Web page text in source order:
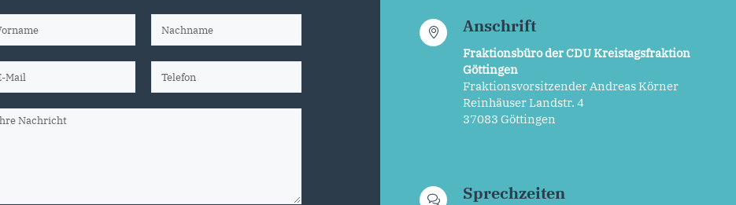
Anschrift
Fraktionsbüro der CDU Kreistagsfraktion
Göttingen
Fraktionsvorsitzender Andreas Körner
Reinhäuser Landstr. 4
37083 Göttingen
Sprechzeiten